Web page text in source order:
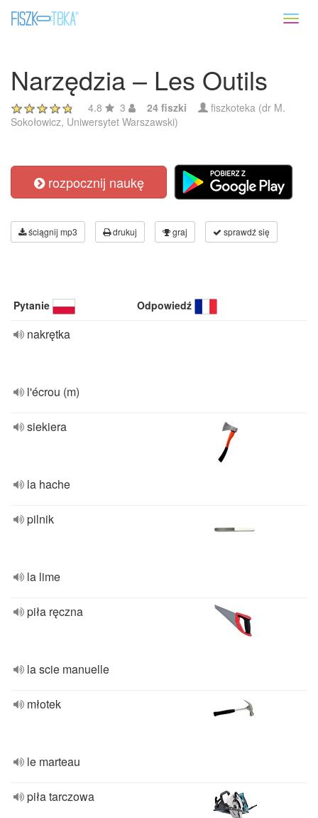
Narzędzia – Les Outils
4.8 3 24 fiszki
fiszkoteka (dr M.
Sokołowicz, Uniwersytet Warszawski)
rozpocznij naukę
ściągnij mp3 drukuj graj sprawdź się
Pytanie Odpowiedź
nakrętka
l'écrou (m)
siekiera
la hache
pilnik
la lime
piła ręczna
la scie manuelle
młotek
le marteau
piła tarczowa